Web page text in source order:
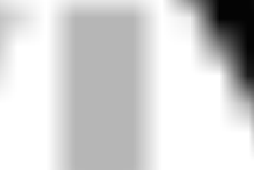
: Τα εκκρεμές από μόλυβδο και
έργα του μετρό του Τόκιο περιορίζουν
(60±5 Shore A) στους πύργους της Νέας